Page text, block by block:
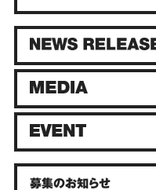
募集のお知らせ